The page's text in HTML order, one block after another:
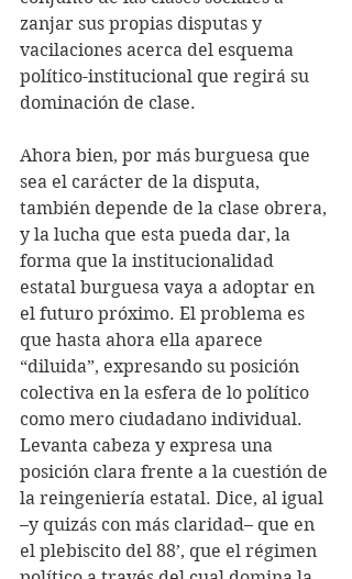
zanjar sus propias disputas y
vacilaciones acerca del esquema
político-institucional que regirá su
dominación de clase.
Ahora bien, por más burguesa que
sea el carácter de la disputa,
también depende de la clase obrera,
y la lucha que esta pueda dar, la
forma que la institucionalidad
estatal burguesa vaya a adoptar en
el futuro próximo. El problema es
que hasta ahora ella aparece
“diluida”, expresando su posición
colectiva en la esfera de lo político
como mero ciudadano individual.
Levanta cabeza y expresa una
posición clara frente a la cuestión de
la reingeniería estatal. Dice, al igual
–y quizás con más claridad– que en
el plebiscito del 88’, que el régimen